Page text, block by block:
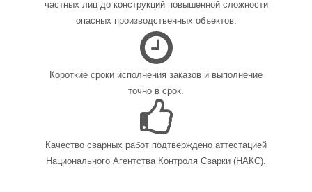
частных лиц до конструкций повышенной сложности
опасных производственных объектов.
Короткие сроки исполнения заказов и выполнение
точно в срок.
Качество сварных работ подтверждено аттестацией
Национального Агентства Контроля Сварки (НАКС).